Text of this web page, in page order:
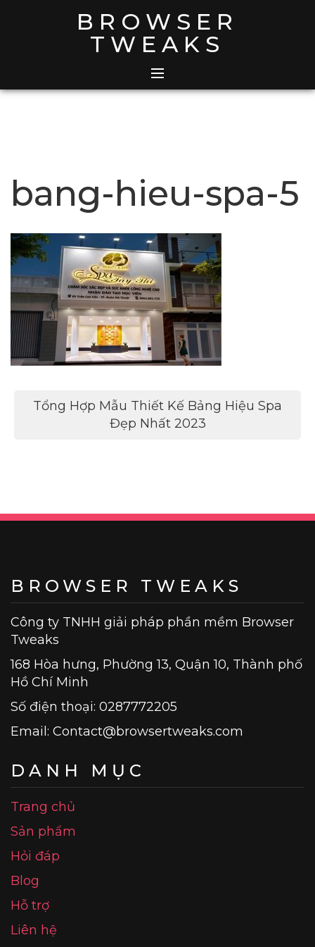
BROWSER
TWEAKS
bang-hieu-spa-5
Điều
Tổng Hợp Mẫu Thiết Kế Bảng Hiệu Spa
Đẹp Nhất 2023
BROWSER TWEAKS
Công ty TNHH giải pháp phần mềm Browser
Tweaks
168 Hòa hưng, Phường 13, Quận 10, Thành phố
Hồ Chí Minh
Số điện thoại: 0287772205
Email: Contact@browsertweaks.com
DANH MỤC
Trang chủ
Sản phẩm
Hỏi đáp
Blog
Hỗ trợ
Liên hệ